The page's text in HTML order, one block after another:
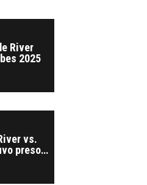
River
2025
vs.
preso